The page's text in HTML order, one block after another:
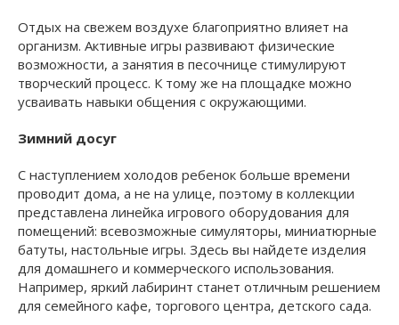
Отдых на свежем воздухе благоприятно влияет на
организм. Активные игры развивают физические
возможности, а занятия в песочнице стимулируют
творческий процесс. К тому же на площадке можно
усваивать навыки общения с окружающими.
Зимний досуг
С наступлением холодов ребенок больше времени
проводит дома, а не на улице, поэтому в коллекции
представлена линейка игрового оборудования для
помещений: всевозможные симуляторы, миниатюрные
батуты, настольные игры. Здесь вы найдете изделия
для домашнего и коммерческого использования.
Например, яркий лабиринт станет отличным решением
для семейного кафе, торгового центра, детского сада.